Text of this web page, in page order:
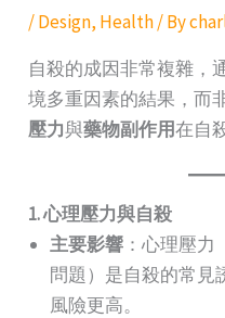
/Design, Health/ By
自殺的成因非常複雜，
境多重因素的結果，而
壓力與藥物副作用在自
1. 心理壓力與自殺
主要影響 ：心理壓
問題）是自殺的常見
風險更高。